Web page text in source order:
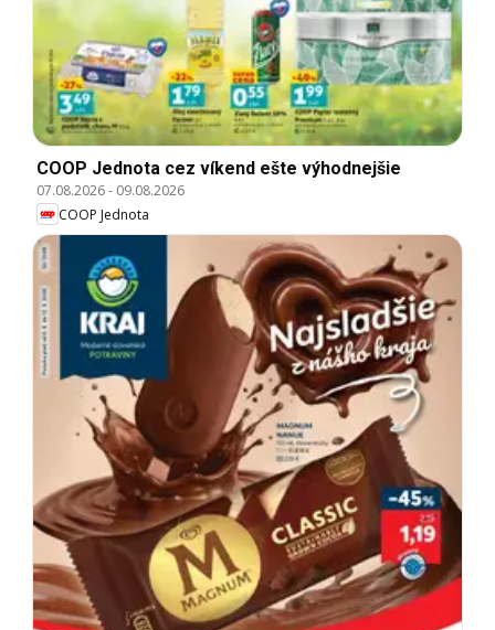
COOP Jednota cez víkend ešte výhodnejšie
07.08.2026- 09.08.2026
COOP Jednota